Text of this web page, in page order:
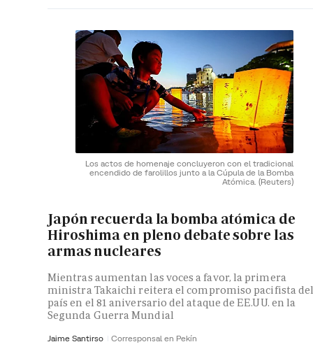
Los actos de homenaje concluyeron con el tradicional
encendido de farolillos junto a la Cúpula de la Bomba
Atómica. (Reuters)
Japón recuerda la bomba atómica de
Hiroshima en pleno debate sobre las
armas nucleares
Mientras aumentan las voces a favor, la primera
ministra Takaichi reitera el compromiso pacifista
país en el 81 aniversario del ataque de EE.UU. en la
Segunda Guerra Mundial
Jaime Santirso Corresponsal en Pekín